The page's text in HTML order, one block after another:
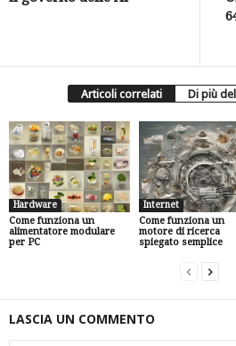
Articoli correlati Di più
Hardware
Come funziona un
alimentatore modulare
per PC
Internet
Come funziona un
motore di ricerca
spiegato semplice
LASCIA UN COMMENTO